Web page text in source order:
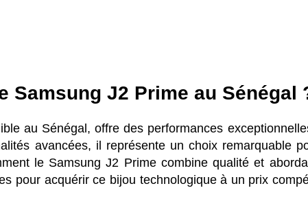
Samsung J2 Prime au Sénégal
au Sénégal, offre des performances
avancées, il représente un choix remarquable
le Samsung J2 Prime combine qualité et
pour acquérir ce bijou technologique à un prix